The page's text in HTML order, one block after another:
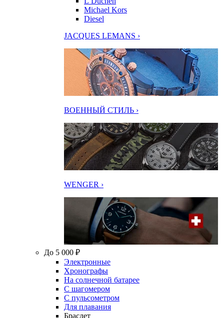
Michael Kors
Diesel
JACQUES LEMANS ›
ВОЕННЫЙ СТИЛЬ ›
WENGER ›
До 5 000 ₽
Электронные
Хронографы
На солнечной батарее
С шагомером
С пульсометром
Для плавания
Браслет